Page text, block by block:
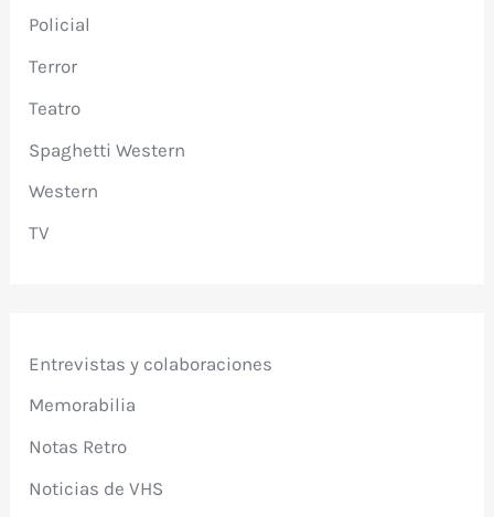
Policial
Terror
Teatro
Spaghetti Western
Western
TV
Entrevistas y colaboraciones
Memorabilia
Notas Retro
Noticias de VHS